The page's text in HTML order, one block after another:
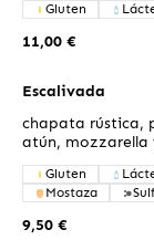
11,00 €
Gluten
Escalivada
chapata rústica,
atún, mozzarella
9,50 €
Gluten
Mostaza